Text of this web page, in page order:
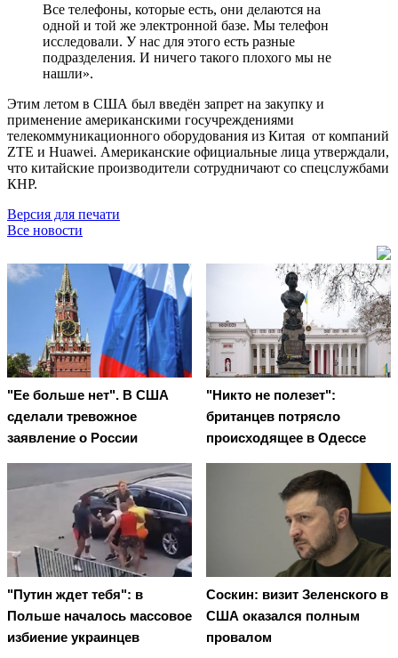
Все телефоны, которые есть, они делаются на
одной и той же электронной базе. Мы телефон
исследовали. У нас для этого есть разные
подразделения. И ничего такого плохого мы не
нашли».
Этим летом в США был введён запрет на закупку и
применение американскими госучреждениями
телекоммуникационного оборудования из Китая от компаний
ZTE и Huawei. Американские официальные лица утверждали,
что китайские производители сотрудничают со спецслужбами
КНР.
Версия для печати
Все новости
"Ее больше нет". В США
сделали тревожное
заявление о России
"Никто не полезет":
британцев потрясло
происходящее в Одессе
"Путин ждет тебя": в
Польше началось массовое
избиение украинцев
Соскин: визит Зеленского в
США оказался полным
провалом